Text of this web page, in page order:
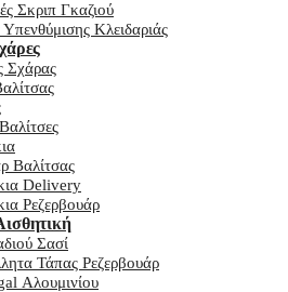
Σκριπ Γκαζιού
Κλειδαριάς
Σχάρας
Βαλίτσας
Delivery
Ρεζερβουάρ
Σασί
Τάπας Ρεζερβουάρ
Αλουμινίου